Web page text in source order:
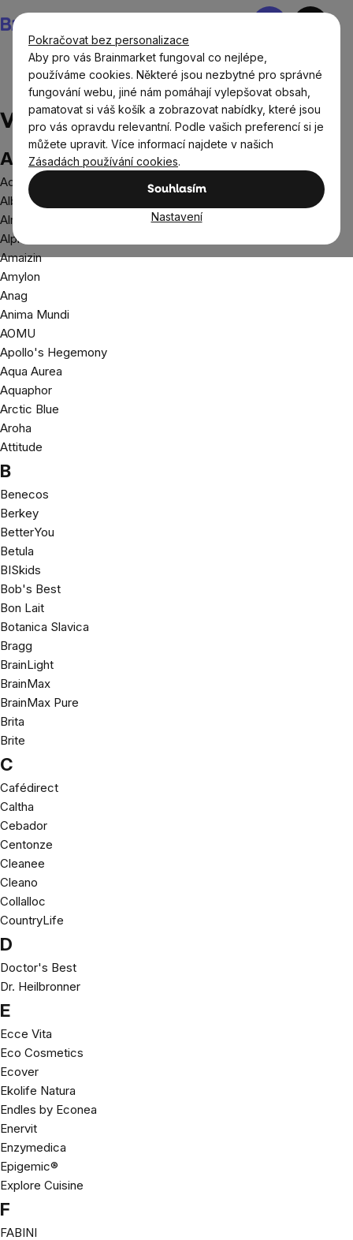
Pokračovat bez personalizace
Aby pro vás Brainmarket fungoval co nejlépe,
používáme cookies. Některé jsou nezbytné pro správné
fungování webu, jiné nám pomáhají vylepšovat obsah,
pamatovat si váš košík a zobrazovat nabídky, které jsou
pro vás opravdu relevantní. Podle vašich preferencí si je
můžete upravit. Více informací najdete v našich
Zásadách používání cookies.
Souhlasím
Nastavení
na
obsah
Nákupní
Prodávané značky
Všechny značky A-Z
A
Activus
Albatros Media
Almawin
Alphanova
Amaizin
Amylon
Anag
Anima Mundi
AOMU
Apollo's Hegemony
Aqua Aurea
Aquaphor
Arctic Blue
Aroha
Attitude
B
Benecos
Berkey
BetterYou
Betula
BISkids
Bob's Best
Bon Lait
Botanica Slavica
Bragg
BrainLight
BrainMax
BrainMax Pure
Brita
Brite
C
Cafédirect
Caltha
Cebador
Centonze
Cleanee
Cleano
Collalloc
CountryLife
D
Doctor's Best
Dr. Heilbronner
E
Ecce Vita
Eco Cosmetics
Ecover
Ekolife Natura
Endles by Econea
Enervit
Enzymedica
Epigemic®
Explore Cuisine
F
FABINI